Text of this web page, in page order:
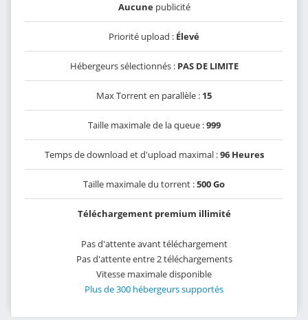
Aucunepublicité
Priorité upload : Élevé
Hébergeurs sélectionnés : PAS DE LIMITE
Max Torrent en parallèle : 15
Taille maximale de la queue :999
Temps de download et d'upload maximal :96 Heures
Taille maximale du torrent :500 Go
Téléchargement premium illimité
Pas d'attente avant téléchargement
Pas d'attente entre 2 téléchargements
Vitesse maximale disponible
Plus de 300 hébergeurs supportés